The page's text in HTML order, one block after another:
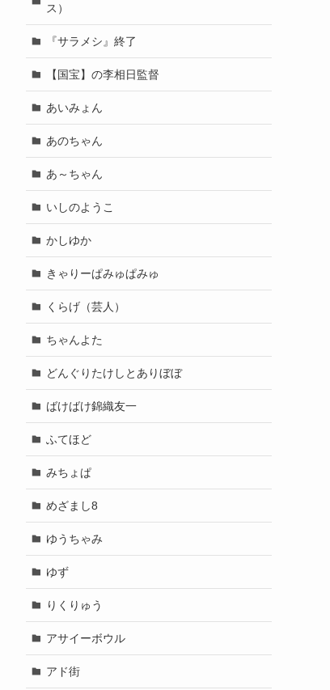
ス）
『サラメシ』終了
【国宝】の李相日監督
あいみょん
あのちゃん
あ～ちゃん
いしのようこ
かしゆか
きゃりーぱみゅぱみゅ
くらげ（芸人）
ちゃんよた
どんぐりたけしとありぼぼ
ばけばけ錦織友一
ふてほど
みちょぱ
めざまし8
ゆうちゃみ
ゆず
りくりゅう
アサイーボウル
アド街